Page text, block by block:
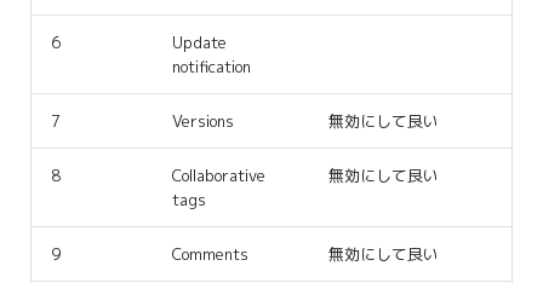
6
Update
notification
7 Versions 無効にして良い
8
Collaborative
tags
無効にして良い
9 Comments 無効にして良い